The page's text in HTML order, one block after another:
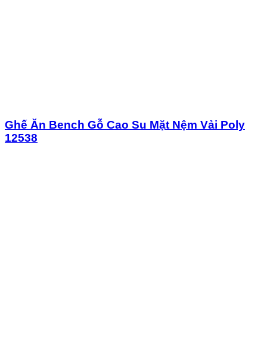
Ghế Ăn Bench Gỗ Cao Su Mặt Nệm Vải Poly
12538